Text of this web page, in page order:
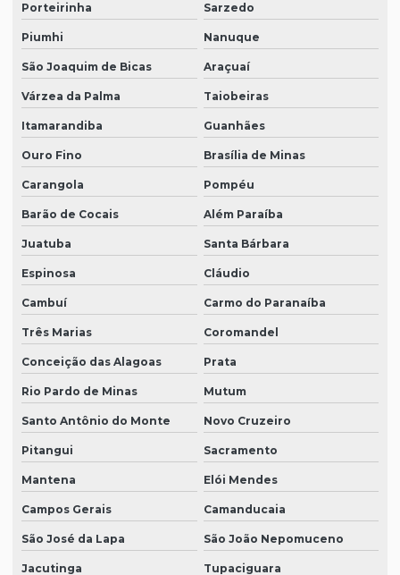
Porteirinha Sarzedo
Piumhi Nanuque
São Joaquim de Bicas Araçuaí
Várzea da Palma Taiobeiras
Itamarandiba Guanhães
Ouro Fino Brasília de Minas
Carangola Pompéu
Barão de Cocais Além Paraíba
Juatuba Santa Bárbara
Espinosa Cláudio
Cambuí Carmo do Paranaíba
Três Marias Coromandel
Conceição das Alagoas Prata
Rio Pardo de Minas Mutum
Santo Antônio do Monte Novo Cruzeiro
Pitangui Sacramento
Mantena Elói Mendes
Campos Gerais Camanducaia
São José da Lapa São João Nepomuceno
Jacutinga Tupaciguara